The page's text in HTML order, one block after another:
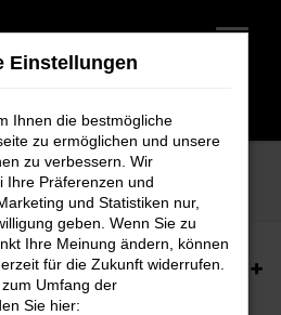
VW Caddy
VW Caddy Neuwagen bei
bei Schmidt +
Einstellungen
Ihnen die bestmögliche
zu ermöglichen und unsere
zu verbessern. Wir
Ihre Präferenzen und
und Statistiken nur,
geben. Wenn Sie zu
Ihre Meinung ändern, können
für die Zukunft widerrufen.
Umfang der
Sie hier: